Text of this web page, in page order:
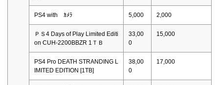
PS4 with ｶﾒﾗ 5,000 2,000
ＰＳ4 Days of Play Limited Editi
on CUH-2200BBZR 1ＴＢ
33,00
0
15,000
PS4 Pro DEATH STRANDING L
IMITED EDITION [1TB]
38,00
0
17,000